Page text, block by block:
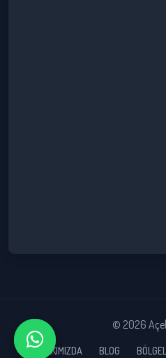
© 2026
HAKKIMIZDA BLOG